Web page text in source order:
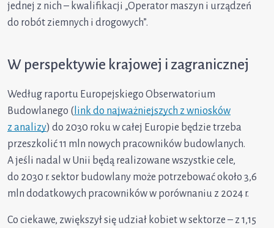
jednej z nich – kwalifikacji „Operator maszyn i urządzeń
do robót ziemnych i drogowych”.
W perspektywie krajowej i zagranicznej
Według raportu Europejskiego Obserwatorium
Budowlanego ( link do najważniejszych z wniosków
z analizy) do 2030 roku w całej Europie będzie trzeba
przeszkolić 11 mln nowych pracowników budowlanych.
A jeśli nadal w Unii będą realizowane wszystkie cele,
do 2030 r. sektor budowlany może potrzebować około 3,6
mln dodatkowych pracowników w porównaniu z 2024 r.
Co ciekawe, zwiększył się udział kobiet w sektorze – z 1,15